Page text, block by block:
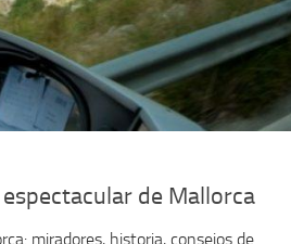
de Mallorca
miradores, historia, consejos de